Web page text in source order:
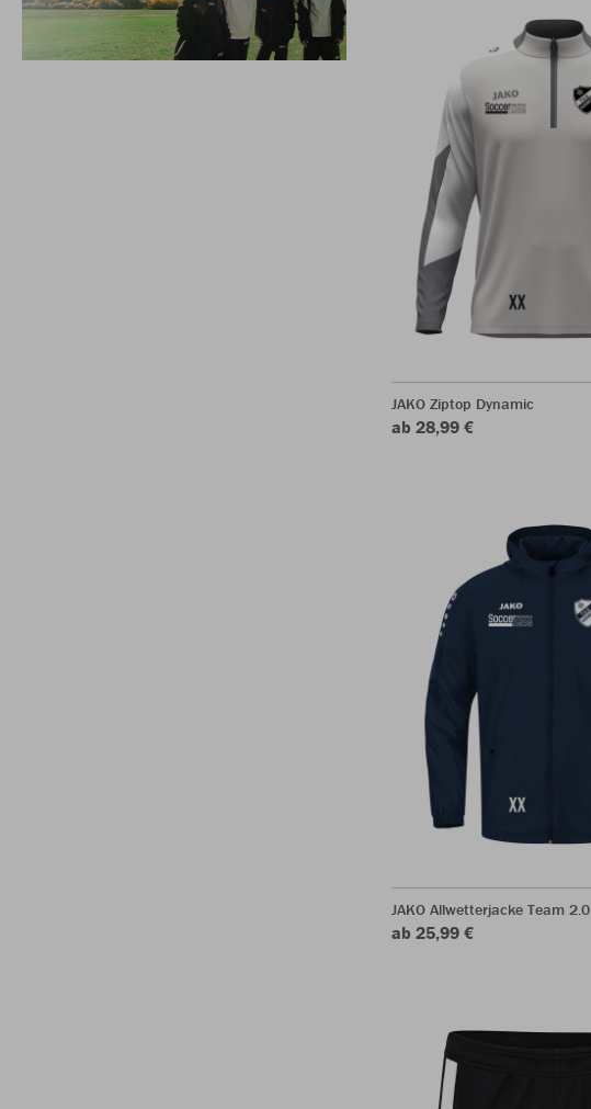
JAKO Ziptop Dynamic
ab 28,99 €
JAKO Allwetterjacke Team 2.0
ab 25,99 €